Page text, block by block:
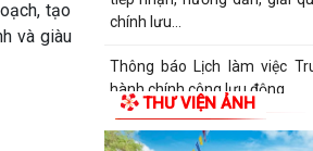
tạo
và giàu
Trường THCS Đông Tây
– 2026
XÃ CHẤN HƯNG SÔI NỔI
ĐỘNG THỂ DỤC THỂ
THƯ VIỆN ẢNH